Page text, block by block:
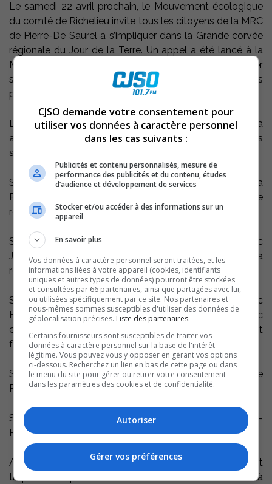
Le samedi 22 avril prochain, le Mouvement écologique
du comté de Richelieu invite tous les citoyens de la MRC
de Pierre-De Saurel à s’impliquer dans la Grande corvée
régionale du Jour de la Terre. Un appel a été lancé à la
MRC et aux 12 municipalités du territoire afin d’organiser
simultanément des corvées de nettoyage dans les
parcs et milieux naturels sur le territoire.
Les citoyens qui désirent participer sont invités à
apporter sacs et gants et à se rendre aux sites désignés
suivants :
Saint-Joseph-de-Sorel : 10h à 12h Départ du Parc de la
Pointe-aux-Pins pour longer le chemin de fer et se
rendre vers le parc Pie X
Sorel-Tracy (secteur Tracy) : 10h à 12h Départ du parc
Jean-Marie Marcotte (1245, rue Bonin) pour longer la
route Marie-Victorin.
Sorel-Tracy (secteur Sorel) : 10h à 12h Départ du Parc
Hervé-Larivière (75, rue Lambert) pour nettoyer le parc
et les boisés environnants. Les bottes de pluie sont
fortement conseillées.
Saint-Robert : 13h à 14h30 Parc J.A. Filion (363, rue
Principale)
Sainte-Victoire-de-Sorel : 14h à 16h30 Parc Armand-
Péloquin (347-A, montée Sainte-Victoire)
Au-delà des sites désignés, les citoyens qui habitent
trop loin ou préfèrent travailler en solo sont invités à
CJSO demande votre consentement pour
utiliser vos données à caractère personnel
dans les cas suivants :
Publicités et contenu personnalisés, mesure de
performance des publicités et du contenu, études
d’audience et développement de services
Stocker et/ou accéder à des informations sur un
appareil
En savoir plus
Vos données à caractère personnel seront traitées, et les
informations liées à votre appareil (cookies, identifiants
uniques et autres types de données) pourront être stockées
et consultées par 66 partenaires, ainsi que partagées avec lui,
ou utilisées spécifiquement par ce site. Nos partenaires et
nous-mêmes sommes susceptibles d'utiliser des données de
géolocalisation précises. Liste des partenaires.
Certains fournisseurs sont susceptibles de traiter vos
données à caractère personnel sur la base de l'intérêt
légitime. Vous pouvez vous y opposer en gérant vos options
ci-dessous. Recherchez un lien en bas de cette page ou dans
le menu du site pour gérer ou retirer votre consentement
dans les paramètres des cookies et de confidentialité.
Autoriser
Gérer vos préférences